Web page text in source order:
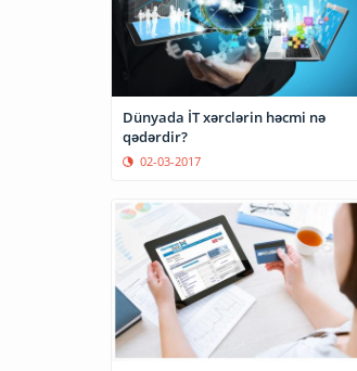
Dünyada İT xərclərin həcmi nə
qədərdir?
02-03-2017